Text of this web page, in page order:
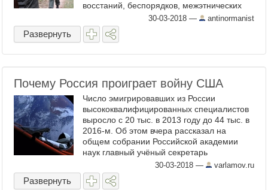
восстаний, беспорядков, межэтнических
столкновений. Из-за решения Жозефа
Кабилы идти на третий срок ...
30-03-2018 — antinormanist
Развернуть
Почему Россия проиграет войну США
Число эмигрировавших из России
высококвалифицированных специалистов
выросло с 20 тыс. в 2013 году до 44 тыс. в
2016-м. Об этом вчера рассказал на
общем собрании Российской академии
наук главный учёный секретарь
президиума РАН Николай Долгушкин 29
марта, передаёт РБК . То есть всего за ...
30-03-2018 — varlamov.ru
Развернуть